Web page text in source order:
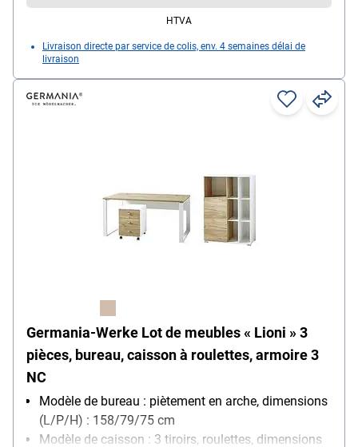
85/40/120 cm ainsi que 5 NC, avec fonction Push-
dimensions (L/P/H) : 85/40/197 cm
HTVA
Livraison directe par service de colis, env. 4 semaines délai de
livraison
Germania-Werke Lot de meubles « Lioni » 3
pièces, bureau, caisson à roulettes, armoire 3
NC
Modèle de bureau : piètement en arche, dimensions
(L/P/H) : 158/79/75 cm
Modèle de caisson : 3 tiroirs, roulettes, dimensions